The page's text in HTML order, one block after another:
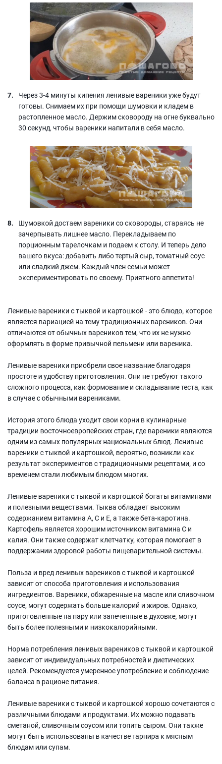
Через 3-4 минуты кипения ленивые вареники уже будут
готовы. Снимаем их при помощи шумовки и кладем в
растопленное масло. Держим сковороду на огне буквально
30 секунд, чтобы вареники напитали в себя масло.
Шумовкой достаем вареники со сковороды, стараясь не
зачерпывать лишнее масло. Перекладываем по
порционным тарелочкам и подаем к столу. И теперь дело
вашего вкуса: добавить либо тертый сыр, томатный соус
или сладкий джем. Каждый член семьи может
экспериментировать по своему. Приятного аппетита!
Ленивые вареники с тыквой и картошкой - это блюдо, которое
является вариацией на тему традиционных вареников. Они
отличаются от обычных вареников тем, что их не нужно
оформлять в форме привычной пельмени или вареника.
Ленивые вареники приобрели свое название благодаря
простоте и удобству приготовления. Они не требуют такого
сложного процесса, как формование и складывание теста, как
в случае с обычными варениками.
История этого блюда уходит свои корни в кулинарные
традиции восточноевропейских стран, где вареники являются
одним из самых популярных национальных блюд. Ленивые
вареники с тыквой и картошкой, вероятно, возникли как
результат экспериментов с традиционными рецептами, и со
временем стали любимым блюдом многих.
Ленивые вареники с тыквой и картошкой богаты витаминами
и полезными веществами. Тыква обладает высоким
содержанием витамина А, С и Е, а также бета-каротина.
Картофель является хорошим источником витамина С и
калия. Они также содержат клетчатку, которая помогает в
поддержании здоровой работы пищеварительной системы.
Польза и вред ленивых вареников с тыквой и картошкой
зависит от способа приготовления и использования
ингредиентов. Вареники, обжаренные на масле или сливочном
соусе, могут содержать больше калорий и жиров. Однако,
приготовленные на пару или запеченные в духовке, могут
быть более полезными и низкокалорийными.
Норма потребления ленивых вареников с тыквой и картошкой
зависит от индивидуальных потребностей и диетических
целей. Рекомендуется умеренное употребление и соблюдение
баланса в рационе питания.
Ленивые вареники с тыквой и картошкой хорошо сочетаются с
различными блюдами и продуктами. Их можно подавать
сметаной, сливочным соусом или топить сыром. Они также
могут быть использованы в качестве гарнира к мясным
блюдам или супам.